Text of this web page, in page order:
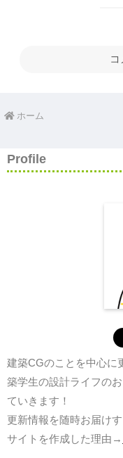
ホーム
Profile
建築CGのことを中心に
築学生の設計ライフの
ていきます！
更新情報を随時お届け
サイトを作成した理由→